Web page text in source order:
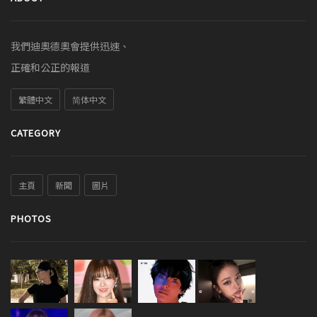
我們迪奧德奧會提供迅速、
正確和公正的報道
繁體中文 简体中文
CATEGORY
主頁 新聞 圖片
PHOTOS